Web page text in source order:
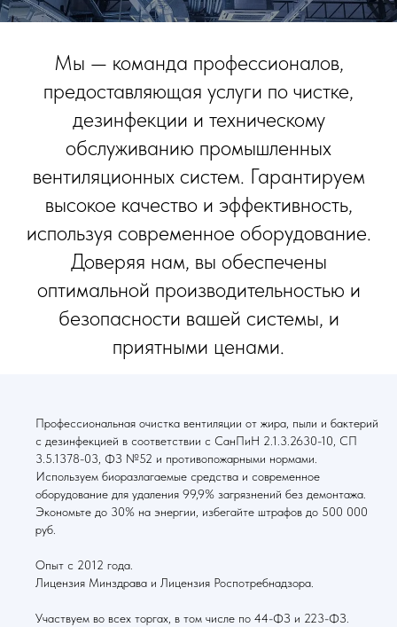
Мы — команда профессионалов,
предоставляющая услуги по чистке,
дезинфекции и техническому
обслуживанию промышленных
вентиляционных систем. Гарантируем
высокое качество и эффективность,
используя современное оборудование.
Доверяя нам, вы обеспечены
оптимальной производительностью и
безопасности вашей системы, и
приятными ценами.
Профессиональная очистка вентиляции от жира, пыли и бактерий
с дезинфекцией в соответствии с СанПиН 2.1.3.2630-10, СП
3.5.1378-03, ФЗ №52 и противопожарными нормами.
Используем биоразлагаемые средства и современное
оборудование для удаления 99,9% загрязнений без демонтажа.
Экономьте до 30% на энергии, избегайте штрафов до 500 000
руб.
Опыт с 2012 года.
Лицензия Минздрава и Лицензия Роспотребнадзора.
Участвуем во всех торгах, в том числе по 44-ФЗ и 223-ФЗ.